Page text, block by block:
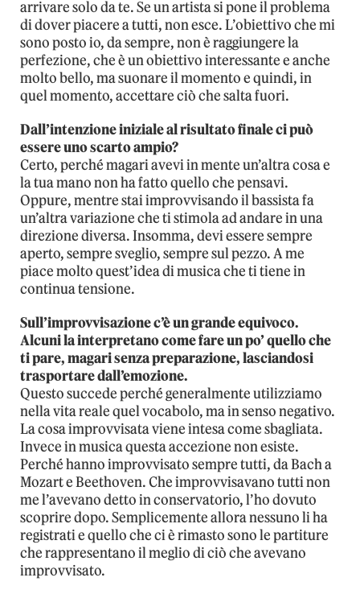
arrivare solo da te. Se un artista si pone il problema
di dover piacere a tutti, non esce. L’obiettivo che mi
sono posto io, da sempre, non è raggiungere la
perfezione, che è un obiettivo interessante e anche
molto bello, ma suonare il momento e quindi, in
quel momento, accettare ciò che salta fuori.
Dall’intenzione iniziale al risultato finale ci può
essere uno scarto ampio?
Certo, perché magari avevi in mente un’altra cosa e
la tua mano non ha fatto quello che pensavi.
Oppure, mentre stai improvvisando il bassista fa
un’altra variazione che ti stimola ad andare in una
direzione diversa. Insomma, devi essere sempre
aperto, sempre sveglio, sempre sul pezzo. A me
piace molto quest’idea di musica che ti tiene in
continua tensione.
Sull’improvvisazione c’è un grande equivoco.
Alcuni la interpretano come fare un po’ quello che
ti pare, magari senza preparazione, lasciandosi
trasportare dall’emozione.
Questo succede perché generalmente utilizziamo
nella vita reale quel vocabolo, ma in senso negativo.
La cosa improvvisata viene intesa come sbagliata.
Invece in musica questa accezione non esiste.
Perché hanno improvvisato sempre tutti, da Bach a
Mozart e Beethoven. Che improvvisavano tutti non
me l’avevano detto in conservatorio, l’ho dovuto
scoprire dopo. Semplicemente allora nessuno li ha
registrati e quello che ci è rimasto sono le partiture
che rappresentano il meglio di ciò che avevano
improvvisato.